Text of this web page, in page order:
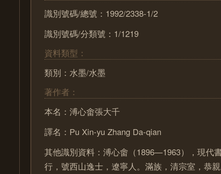
識別號碼/總號：1992/2338-1/2
識別號碼/分類號：1/1219
資料類型：
類別：水墨/水墨
著作者：
本名：溥心畬張大千
譯名：Pu Xin-yu Zhang Da-qian
其他識別資料：溥心畬（1896—1963），現代
行，號西山逸士，遼寧人。滿族，清宗室，恭